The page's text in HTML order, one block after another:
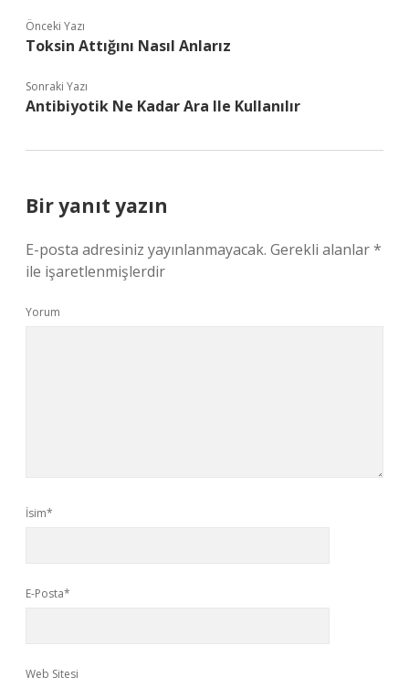
Önceki Yazı
Toksin Attığını Nasıl Anlarız
Sonraki Yazı
Antibiyotik Ne Kadar Ara Ile Kullanılır
Bir yanıt yazın
E-posta adresiniz yayınlanmayacak. Gerekli alanlar*
ile işaretlenmişlerdir
Yorum
İsim*
E-Posta*
Web Sitesi